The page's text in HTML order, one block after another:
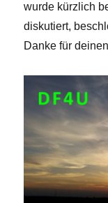
wurde kürzlich
diskutiert,
Danke für